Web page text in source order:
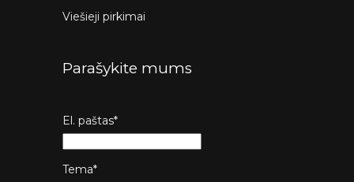
Viešieji pirkimai
Parašykite mums
El. paštas*
Tema*